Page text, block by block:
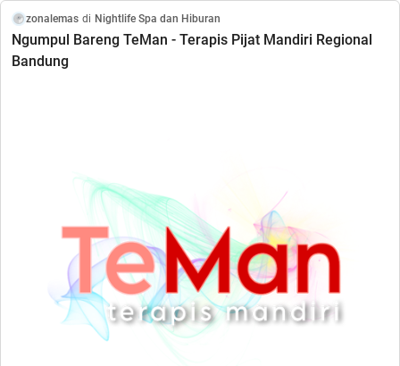
zonalemas di Nightlife Spa dan Hiburan
Ngumpul Bareng TeMan - Terapis Pijat Mandiri Regional
Bandung